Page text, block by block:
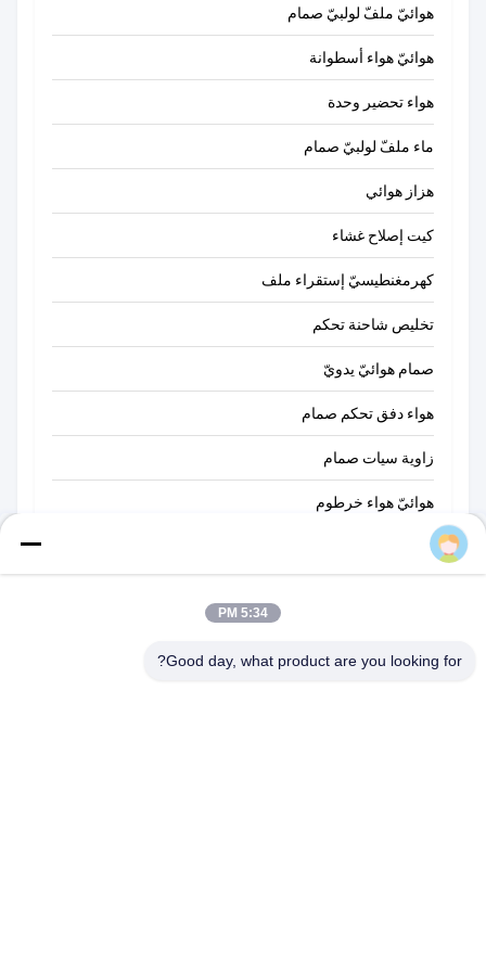
هوائيّ ملفّ لولبيّ صمام
هوائيّ هواء أسطوانة
هواء تحضير وحدة
ماء ملفّ لولبيّ صمام
هزاز هوائي
كيت إصلاح غشاء
كهرمغنطيسيّ إستقراء ملف
تخليص شاحنة تحكم
صمام هوائيّ يدويّ
هواء دفق تحكم صمام
زاوية سيات صمام
هوائيّ هواء خرطوم
مضغوط هواء ضرب مسدّس مدفع
5:34 PM
Good day, what product are you looking for?